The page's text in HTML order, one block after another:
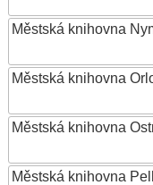
Městská knihovna
Městská knihovna
Městská knihovna
Městská knihovna